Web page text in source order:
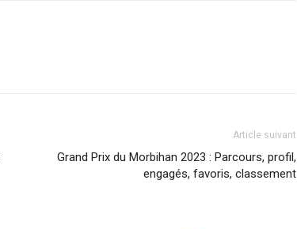
Article suivant
Grand Prix du Morbihan 2023 : Parcours, profil,
engagés, favoris, classement